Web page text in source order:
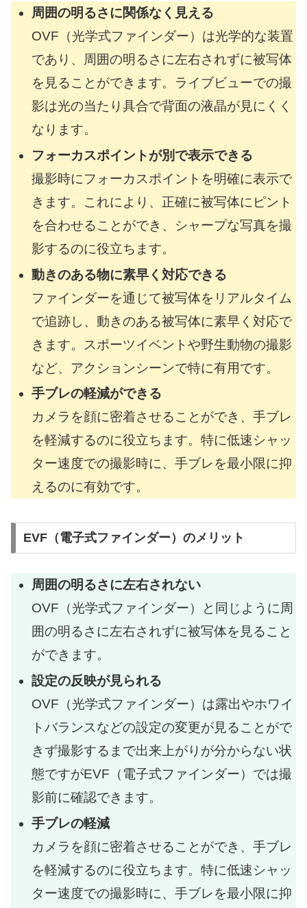
周囲の明るさに関係なく見える
OVF（光学式ファインダー）は光学的な装置
であり、周囲の明るさに左右されずに被写体
を見ることができます。ライブビューでの撮
影は光の当たり具合で背面の液晶が見にくく
なります。
フォーカスポイントが別で表示できる
撮影時にフォーカスポイントを明確に表示で
きます。これにより、正確に被写体にピント
を合わせることができ、シャープな写真を撮
影するのに役立ちます。
動きのある物に素早く対応できる
ファインダーを通じて被写体をリアルタイム
で追跡し、動きのある被写体に素早く対応で
きます。スポーツイベントや野生動物の撮影
など、アクションシーンで特に有用です。
手ブレの軽減ができる
カメラを顔に密着させることができ、手ブレ
を軽減するのに役立ちます。特に低速シャッ
ター速度での撮影時に、手ブレを最小限に抑
えるのに有効です。
EVF（電子式ファインダー）のメリット
周囲の明るさに左右されない
OVF（光学式ファインダー）と同じように周
囲の明るさに左右されずに被写体を見ること
ができます。
設定の反映が見られる
OVF（光学式ファインダー）は露出やホワイ
トバランスなどの設定の変更が見ることがで
きず撮影するまで出来上がりが分からない状
態ですがEVF（電子式ファインダー）では撮
影前に確認できます。
手ブレの軽減
カメラを顔に密着させることができ、手ブレ
を軽減するのに役立ちます。特に低速シャッ
ター速度での撮影時に、手ブレを最小限に抑